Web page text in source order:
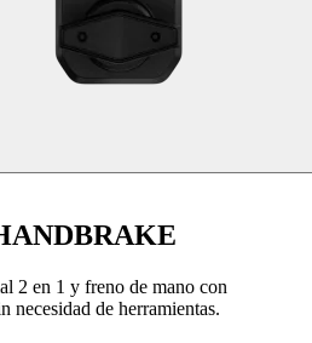
2 en 1 y freno de mano con
necesidad de herramientas.